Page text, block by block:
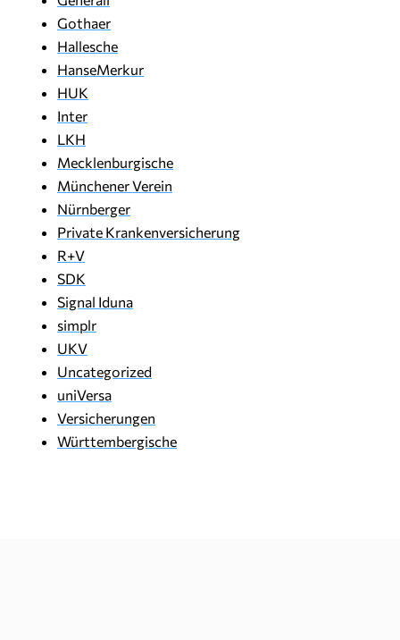
Gothaer
Hallesche
HanseMerkur
HUK
Inter
LKH
Mecklenburgische
Münchener Verein
Nürnberger
Private Krankenversicherung
R+V
SDK
Signal Iduna
simplr
UKV
Uncategorized
uniVersa
Versicherungen
Württembergische